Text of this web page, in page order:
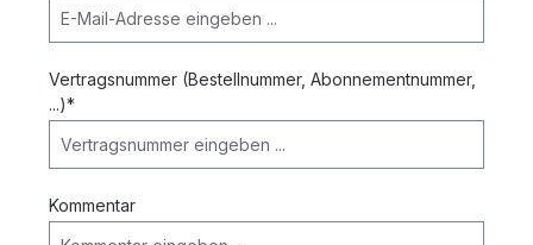
Vertragsnummer (Bestellnummer, Abonnementnummer,
...)*
Kommentar